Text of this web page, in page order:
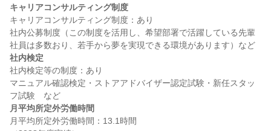
キャリアコンサルティング制度
キャリアコンサルティング制度：あり
社内公募制度（この制度を活用し、希望部署で活躍している先輩
社内検定
社内検定等の制度：あり
マニュアル確認検定・ストアアドバイザー認定試験・新任スタッ
月平均所定外労働時間
月平均所定外労働時間：13.1時間